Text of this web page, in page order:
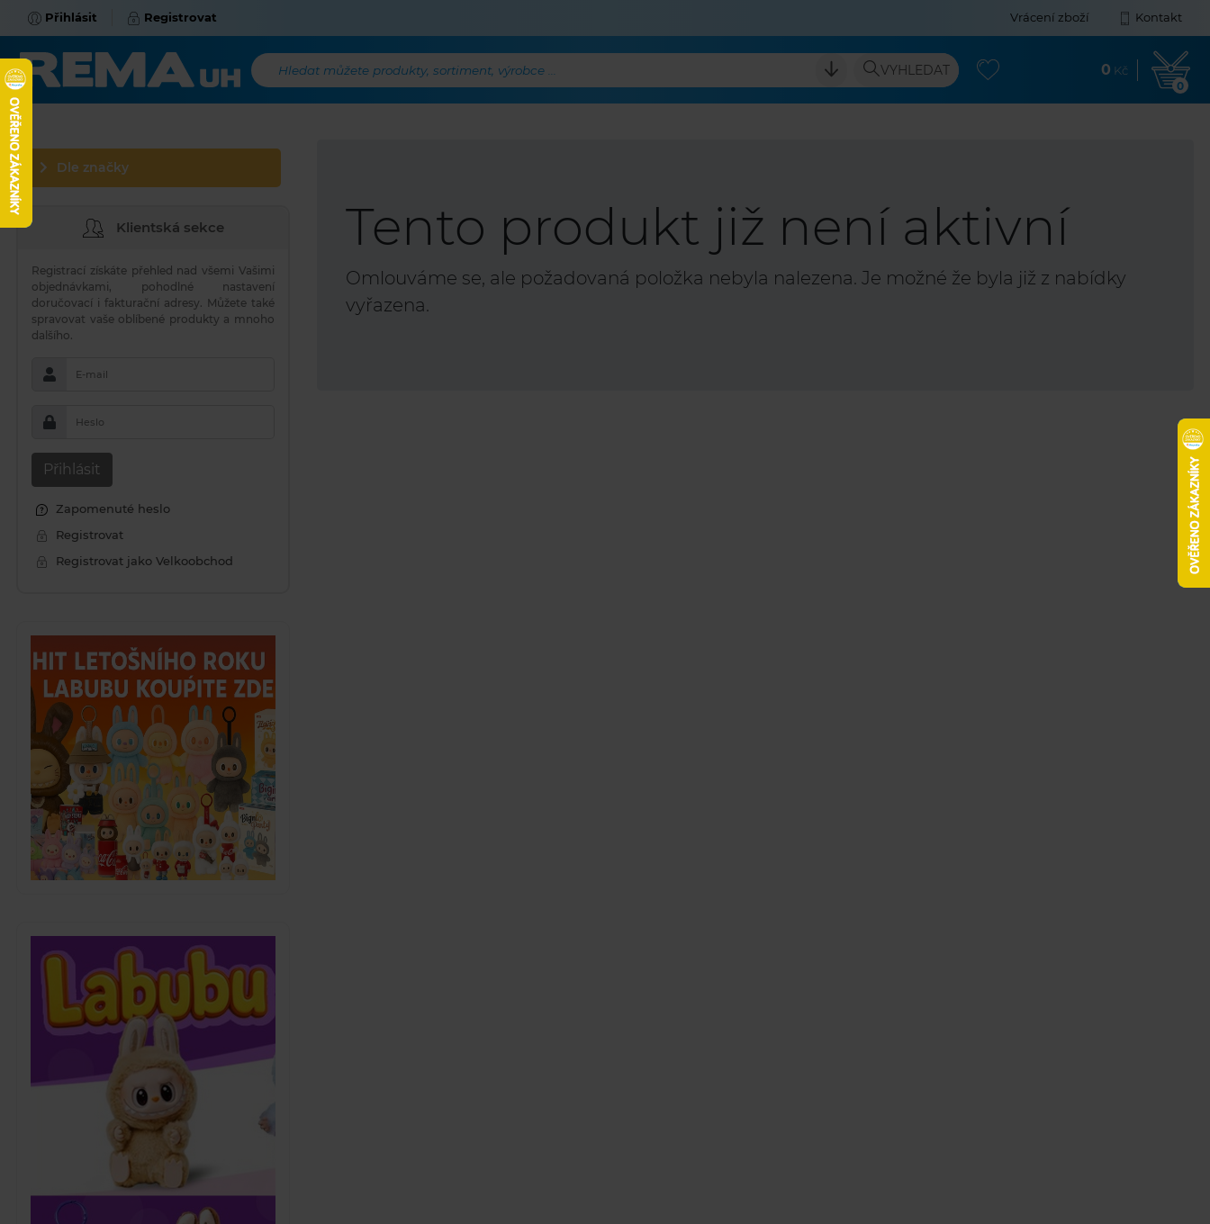
Přihlásit Registrovat Vrácení zboží Kontakt
Hledat můžete produkty, sortiment, výrobce ... VYHLEDAT 0 Kč
0
Tento produkt již není aktivní
Omlouváme se, ale požadovaná položka nebyla nalezena. Je možné že byla již z nabídky
vyřazena.
Dle značky
Klientská sekce
Registrací získáte přehled nad všemi Vašimi
objednávkami, pohodlné nastavení
doručovací i fakturační adresy. Můžete také
spravovat vaše oblíbené produkty a mnoho
dalšího.
E-mail
Heslo
Přihlásit
Zapomenuté heslo
Registrovat
Registrovat jako Velkoobchod